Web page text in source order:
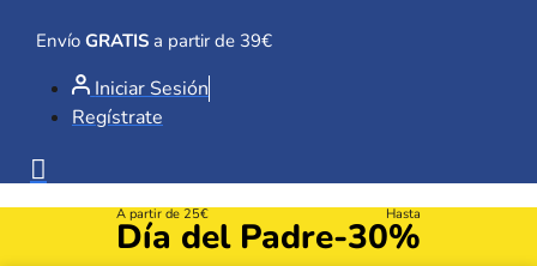
contenido
Envío GRATIS a partir de 39€
Iniciar Sesión
Regístrate
A partir de 25€
Día del Padre
Hasta
-30%